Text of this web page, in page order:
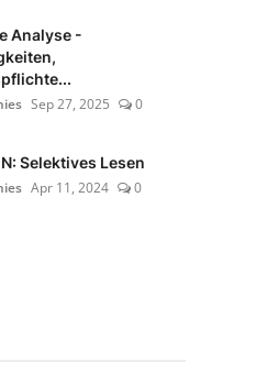
Analyse -
Sep 27, 2025 0
Selektives Lesen
Apr 11, 2024 0